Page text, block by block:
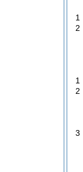
1
2
1
2
3